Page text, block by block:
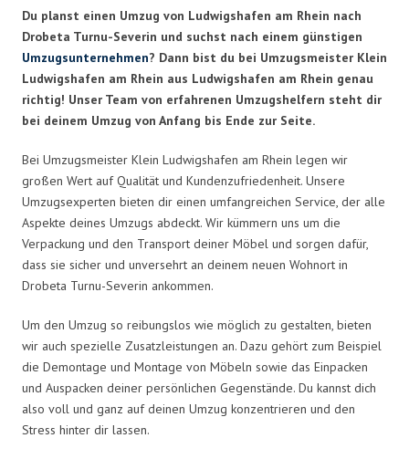
Du planst einen Umzug von Ludwigshafen am Rhein nach
Drobeta Turnu-Severin und suchst nach einem günstigen
Umzugsunternehmen? Dann bist du bei Umzugsmeister Klein
Ludwigshafen am Rhein aus Ludwigshafen am Rhein genau
richtig! Unser Team von erfahrenen Umzugshelfern steht dir
bei deinem Umzug von Anfang bis Ende zur Seite.
Bei Umzugsmeister Klein Ludwigshafen am Rhein legen wir
großen Wert auf Qualität und Kundenzufriedenheit. Unsere
Umzugsexperten bieten dir einen umfangreichen Service, der alle
Aspekte deines Umzugs abdeckt. Wir kümmern uns um die
Verpackung und den Transport deiner Möbel und sorgen dafür,
dass sie sicher und unversehrt an deinem neuen Wohnort in
Drobeta Turnu-Severin ankommen.
Um den Umzug so reibungslos wie möglich zu gestalten, bieten
wir auch spezielle Zusatzleistungen an. Dazu gehört zum Beispiel
die Demontage und Montage von Möbeln sowie das Einpacken
und Auspacken deiner persönlichen Gegenstände. Du kannst dich
also voll und ganz auf deinen Umzug konzentrieren und den
Stress hinter dir lassen.